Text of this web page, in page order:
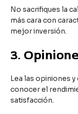
No sacrifiques la
más cara con
mejor inversión.
3.
Lea las opiniones
conocer el
satisfacción.